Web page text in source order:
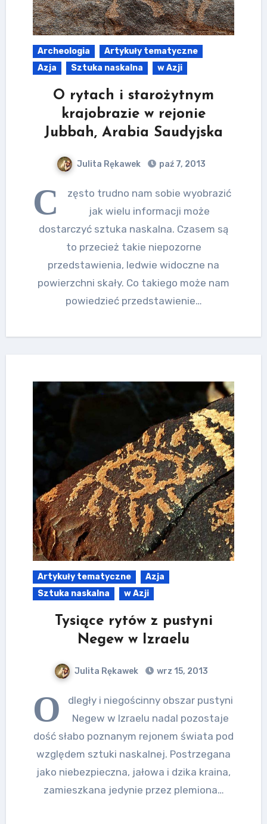
Archeologia
Artykuły tematyczne
Azja
Sztuka naskalna w Azji
O rytach i starożytnym
krajobrazie w rejonie
Jubbah, Arabia Saudyjska
Julita Rękawek paź 7, 2013
C
zęsto trudno nam sobie wyobrazić
jak wielu informacji może
dostarczyć sztuka naskalna. Czasem są
to przecież takie niepozorne
przedstawienia, ledwie widoczne na
powierzchni skały. Co takiego może nam
powiedzieć przedstawienie…
Artykuły tematyczne
Azja
Sztuka naskalna
w Azji
Tysiące rytów z pustyni
Negew w Izraelu
Julita Rękawek wrz 15, 2013
O
dległy i niegościnny obszar pustyni
Negew w Izraelu nadal pozostaje
dość słabo poznanym rejonem świata pod
względem sztuki naskalnej. Postrzegana
jako niebezpieczna, jałowa i dzika kraina,
zamieszkana jedynie przez plemiona…